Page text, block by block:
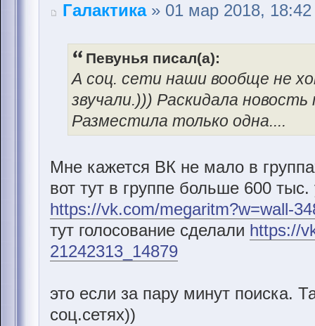
Галактика» 01 мар 2018, 18:42
Певунья писал(а):
А соц. сети наши вообще не
звучали.))) Раскидала
Разместила только одна....
Мне кажется ВК не мало в
вот тут в группе больше 600 тыс.
https://vk.com/megaritm?w=wall-
тут голосование сделали https://
21242313_14879
это если за пару минут поиска.
соц.сетях))